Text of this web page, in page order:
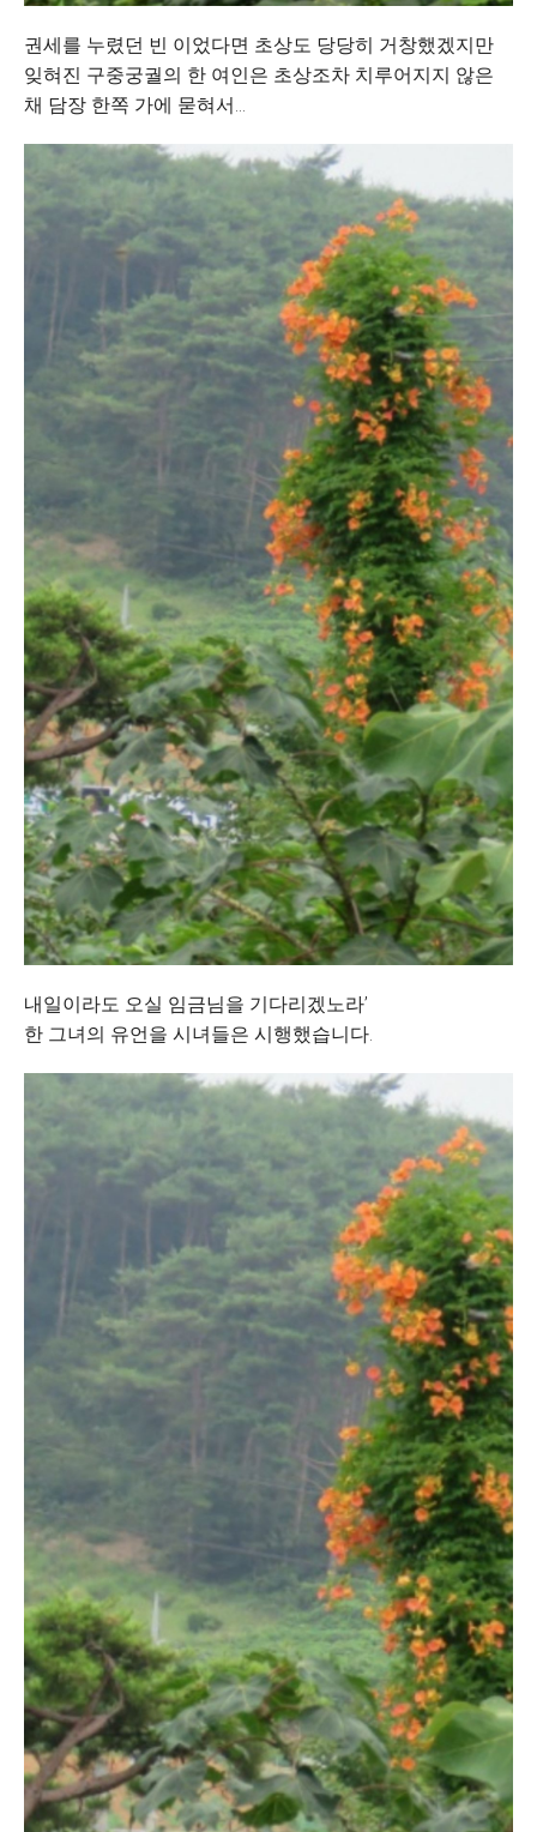
권세를 누렸던 빈 이었다면 초상도 당당히 거창했겠지만
잊혀진 구중궁궐의 한 여인은 초상조차 치루어지지 않은
채 담장 한쪽 가에 묻혀서...
내일이라도 오실 임금님을 기다리겠노라’
한 그녀의 유언을 시녀들은 시행했습니다.